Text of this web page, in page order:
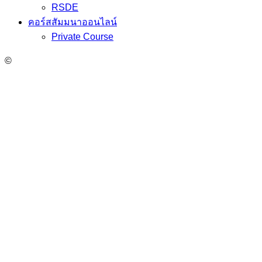
RSDE
คอร์สสัมมนาออนไลน์
Private Course
©